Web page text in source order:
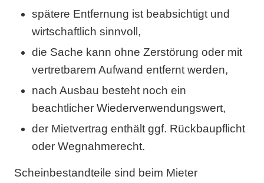
spätere Entfernung ist beabsichtigt und
wirtschaftlich sinnvoll,
die Sache kann ohne Zerstörung oder mit
vertretbarem Aufwand entfernt werden,
nach Ausbau besteht noch ein
beachtlicher Wiederverwendungswert,
der Mietvertrag enthält ggf. Rückbaupflicht
oder Wegnahmerecht.
Scheinbestandteile sind beim Mieter